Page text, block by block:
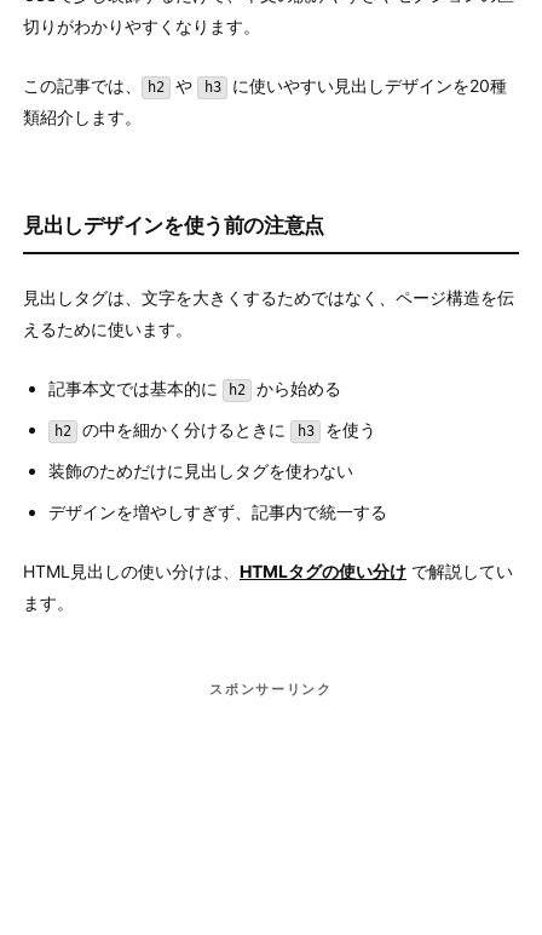
切りがわかりやすくなります。
この記事では、 h2 や h3
に使いやすい見出しデザインを20種
類紹介します。
見出しデザインを使う前の注意点
見出しタグは、文字を大きくするためではなく、ページ構造を伝
えるために使います。
記事本文では基本的に h2 から始める
h2 の中を細かく分けるときに h3
を使う
装飾のためだけに見出しタグを使わない
デザインを増やしすぎず、記事内で統一する
HTML見出しの使い分けは、 HTMLタグの使い分け で解説してい
ます。
スポンサーリンク